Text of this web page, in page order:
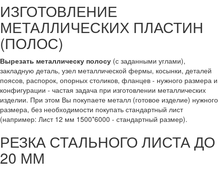
ИЗГОТОВЛЕНИЕ
МЕТАЛЛИЧЕСКИХ ПЛАСТИН
(ПОЛОС)
Вырезать металлическу полосу (с заданными углами),
закладную деталь, узел металлической фермы, косынки, деталей
поясов, распорок, опорных столиков, фланцев - нужного размера и
конфигурации - частая задача при изготовлении металлических
изделии. При этом Вы покупаете металл (готовое изделие) нужного
размера, без необходимости покупать стандартный лист
(например: Лист 12 мм 1500*6000 - стандартный размер).
РЕЗКА СТАЛЬНОГО ЛИСТА ДО
20 ММ